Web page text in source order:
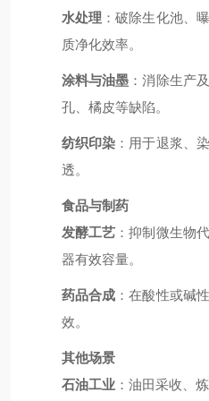
水处理 ：破除生化池、
质净化效率。
涂料与油墨 ：消除生产
孔、橘皮等缺陷。
纺织印染 ：用于退浆、
透。
食品与制药
发酵工艺 ：抑制微生物
器有效容量。
药品合成 ：在酸性或碱
效。
其他场景
石油工业：油田采收、